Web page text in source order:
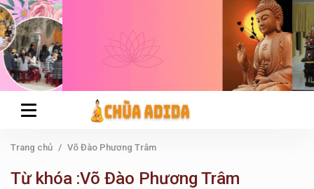
Trang chủ Võ Đào Phương Trâm
Từ khóa :Võ Đào Phương Trâm